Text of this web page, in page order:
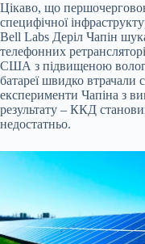
Цікаво, що
специфічної
Bell Labs Деріл Чапін
телефонних
США з підвищеною
батареї швидко втрачали
експерименти Чапіна з
результату – ККД
недостатньо.